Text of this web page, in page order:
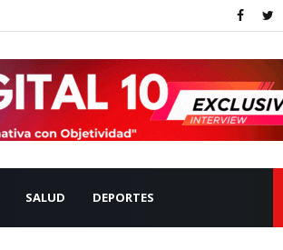
SALUD DEPORTES